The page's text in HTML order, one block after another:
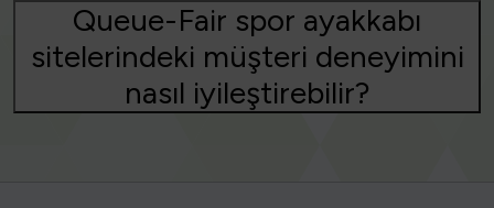
Queue-Fair spor ayakkabı
sitelerindeki müşteri deneyimini
nasıl iyileştirebilir?